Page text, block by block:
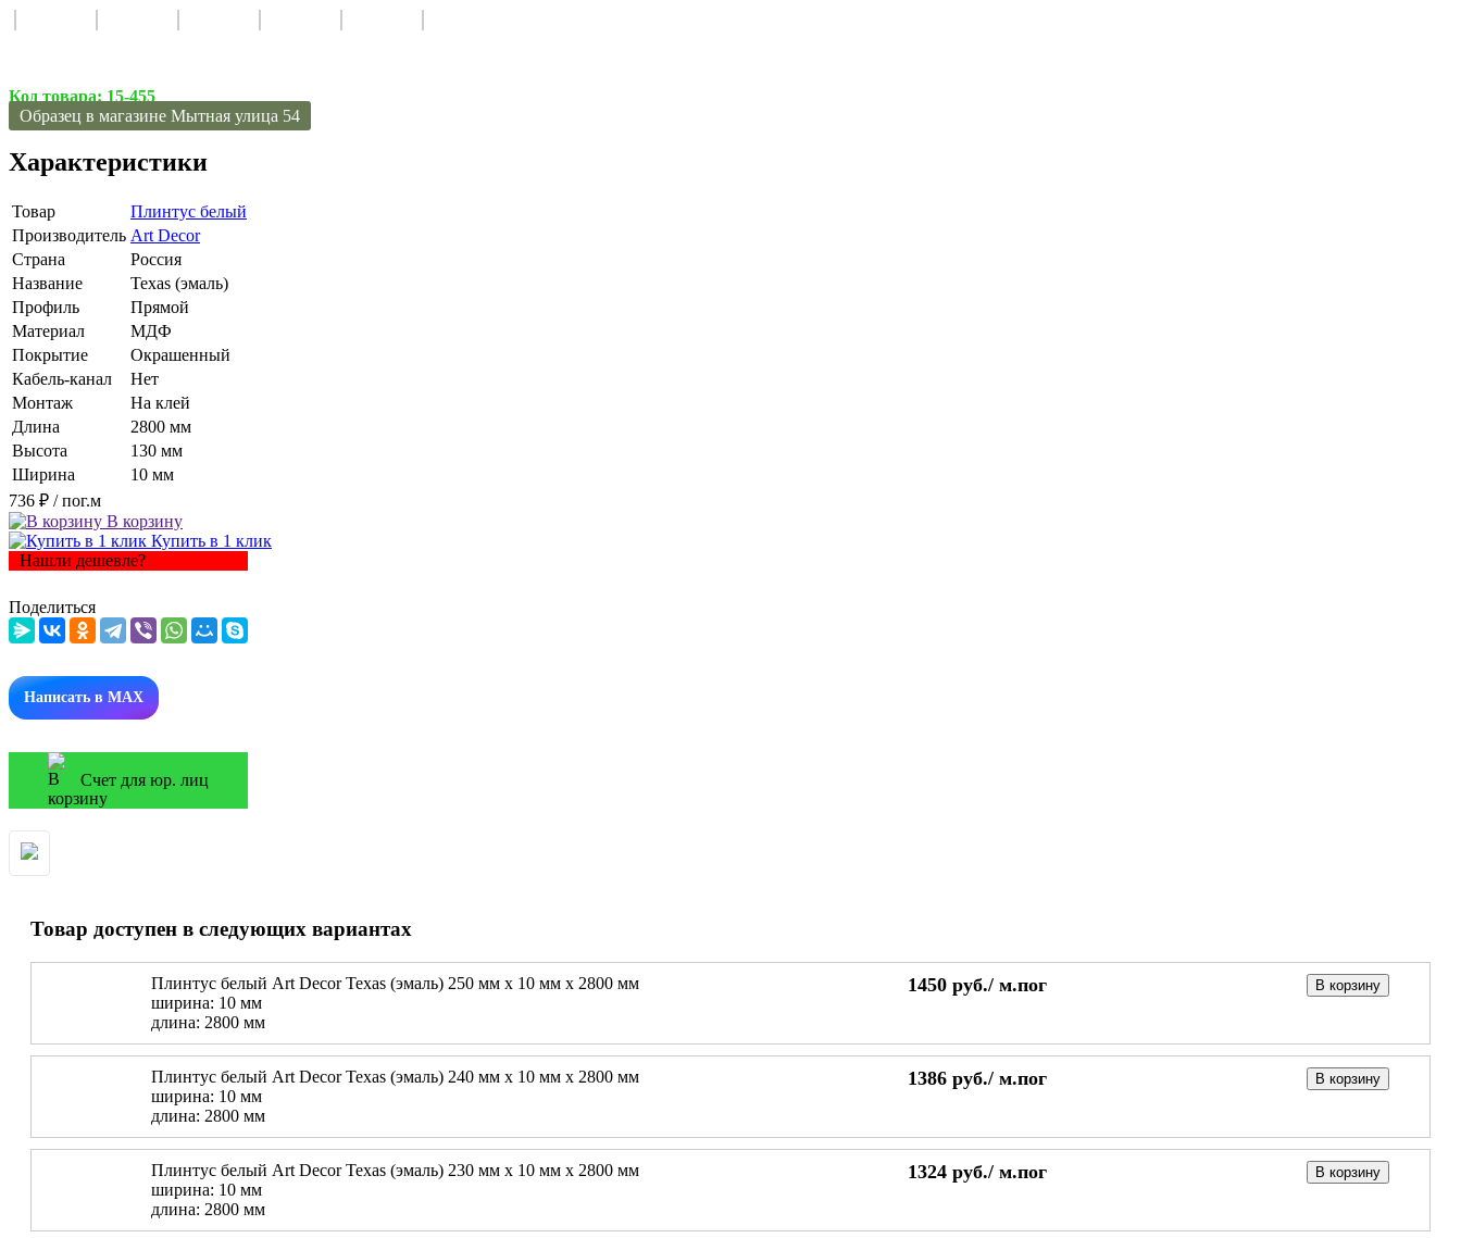
Код товара: 15-455
Образец в магазине Мытная улица 54
Характеристики
Товар
Плинтус белый
Производитель Art Decor
Страна
Россия
Название
Texas (эмаль)
Профиль
Прямой
Материал
МДФ
Покрытие
Окрашенный
Кабель-канал
Нет
Монтаж
На клей
Длина
2800 мм
Высота
130 мм
Ширина
10 мм
736 ₽ / пог.м
В корзину
Купить в 1 клик
Нашли дешевле?
Поделиться
Написать в MAX
Счет для юр. лиц
Товар доступен в следующих вариантах
Плинтус белый Art Decor Texas (эмаль) 250 мм х 10 мм х 2800 мм
ширина: 10 мм
длина: 2800 мм
1450 руб./ м.пог В корзину
Плинтус белый Art Decor Texas (эмаль) 240 мм х 10 мм х 2800 мм
ширина: 10 мм
длина: 2800 мм
1386 руб./ м.пог В корзину
Плинтус белый Art Decor Texas (эмаль) 230 мм х 10 мм х 2800 мм
ширина: 10 мм
длина: 2800 мм
1324 руб./ м.пог В корзину